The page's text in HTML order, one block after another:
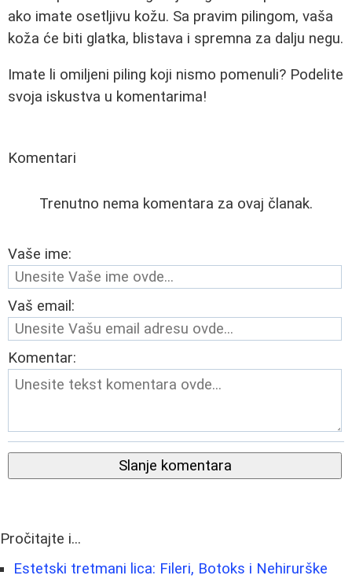
ako imate osetljivu kožu. Sa pravim pilingom, vaša
koža će biti glatka, blistava i spremna za dalju negu.
Imate li omiljeni piling koji nismo pomenuli? Podelite
svoja iskustva u komentarima!
Komentari
Trenutno nema komentara za ovaj članak.
Vaše ime:
Vaš email:
Komentar:
Slanje komentara
Pročitajte i...
Estetski tretmani lica: Fileri, Botoks i Nehirurške